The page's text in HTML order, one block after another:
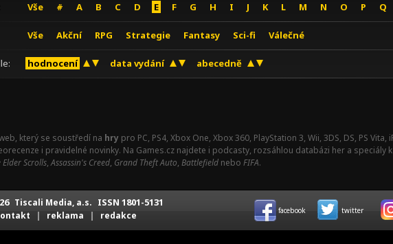
Vše # A B C D E F G H I J K L M N O P Q
Vše Akční RPG Strategie Fantasy Sci-fi Válečné
hodnocení data vydání abecedně
který se soustředí na hry pro PC, PS4, Xbox One, Xbox 360, PlayStation 3, Wii, 3DS, DS, PS
i pravidelné novinky. Na Games.cz najdete i podcasty, rozsáhlou databázi her a speciály
Elder Scrolls,Assassin's Creed, Grand Theft Auto, Battlefield nebo FIFA.
Tiscali Media, a.s. ISSN 1801-5131
| reklama | redakce facebook twitter